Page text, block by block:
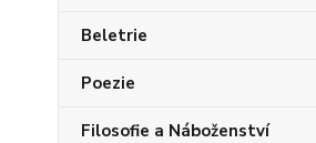
Beletrie
Poezie
Filosofie a Náboženství